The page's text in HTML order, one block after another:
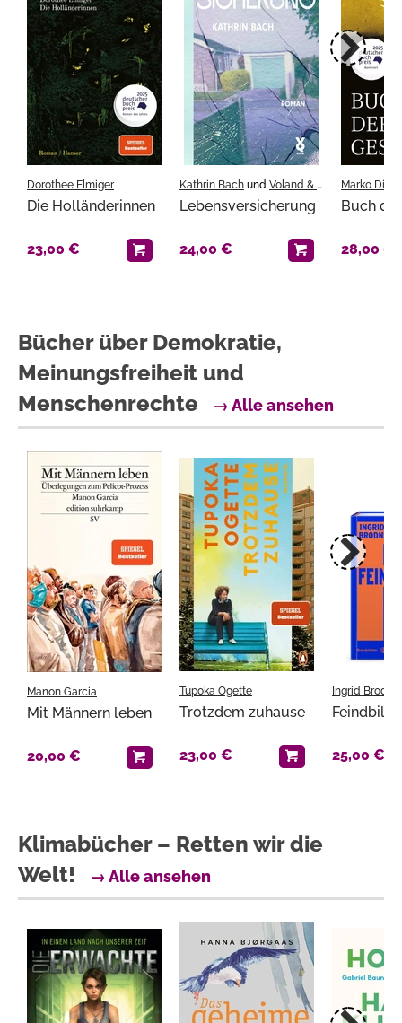
Dorothee Elmiger
Die Holländerinnen
23,00 €
Kathrin Bach und Voland & Quist
Lebensversicherung
24,00 €
Marko Dinic
Buch
28,00 €
Bücher über Demokratie,
Meinungsfreiheit und
Menschenrechte
→ Alle ansehen
Manon Garcia
Mit Männern leben
20,00 €
Tupoka Ogette
Trotzdem zuhause
23,00 €
Ingrid Brodnig
Feindbild
25,00 €
Klimabücher – Retten wir die
Welt!
→ Alle ansehen